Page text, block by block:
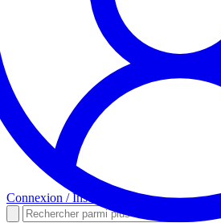
Connexion / Inscription